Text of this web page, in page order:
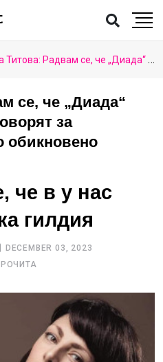
Радвам се, че „Диада“ накара хората да говорят за проблемите, които обикновено избягват
се, че „Диада“
за
обикновено
че в у нас
гилдия
DECEMBER 03, 2023